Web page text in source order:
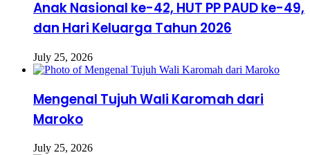
Anak Nasional ke-42, HUT PP PAUD ke-49,
dan Hari Keluarga Tahun 2026
July 25, 2026
Mengenal Tujuh Wali Karomah dari
Maroko
July 25, 2026